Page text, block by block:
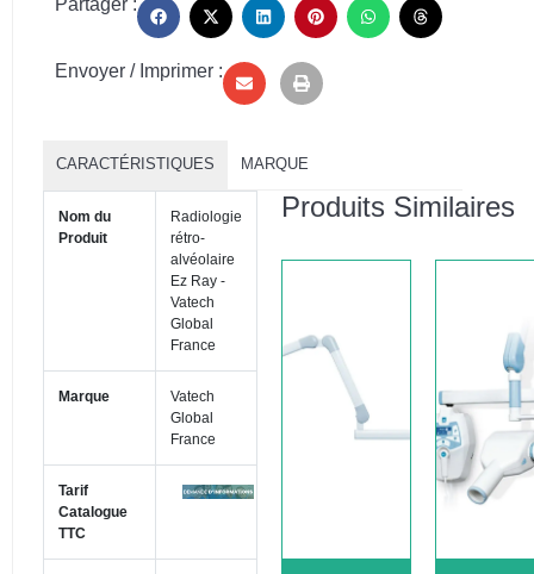
Partager :
Envoyer / Imprimer :
CARACTÉRISTIQUES MARQUE
Nom du
Produit
Radiologie
rétro-
alvéolaire
Ez Ray -
Vatech
Global
France
Marque
Vatech
Global
France
Tarif
Catalogue
TTC
Produits Similaires